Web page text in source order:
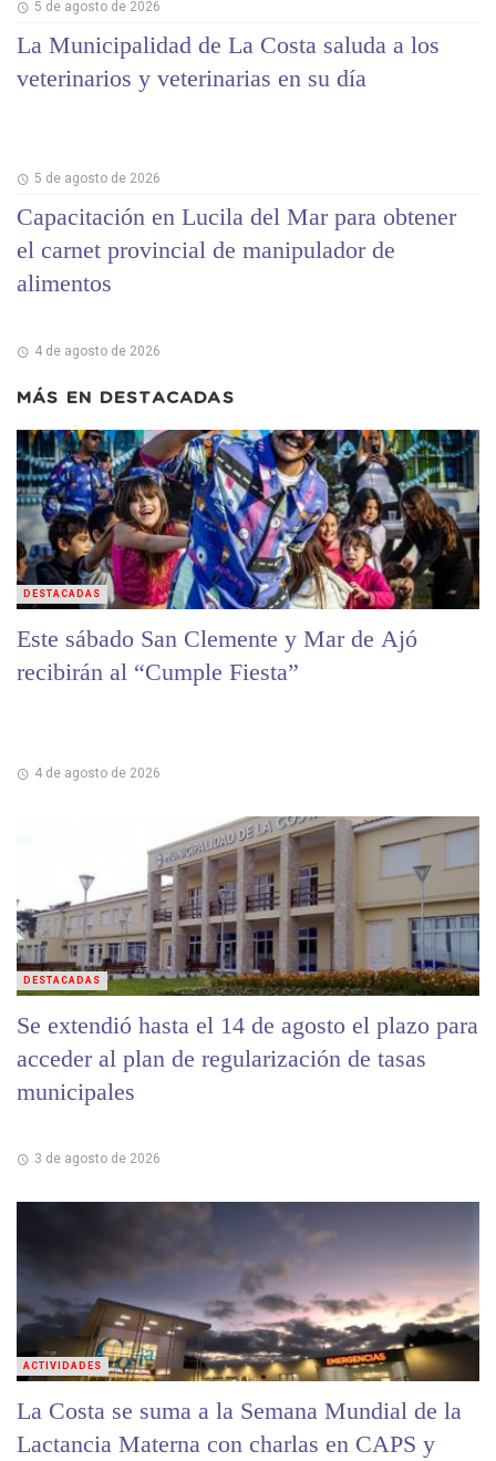
5 de agosto de 2026
La Municipalidad de La Costa saluda a los
veterinarios y veterinarias en su día
5 de agosto de 2026
Capacitación en Lucila del Mar para obtener
el carnet provincial de manipulador de
alimentos
4 de agosto de 2026
MÁS EN DESTACADAS
Este sábado San Clemente y Mar de Ajó
recibirán al “Cumple Fiesta”
4 de agosto de 2026
DESTACADAS
Se extendió hasta el 14 de agosto el plazo para
acceder al plan de regularización de tasas
municipales
3 de agosto de 2026
DESTACADAS
La Costa se suma a la Semana Mundial de la
Lactancia Materna con charlas en CAPS y
ACTIVIDADES